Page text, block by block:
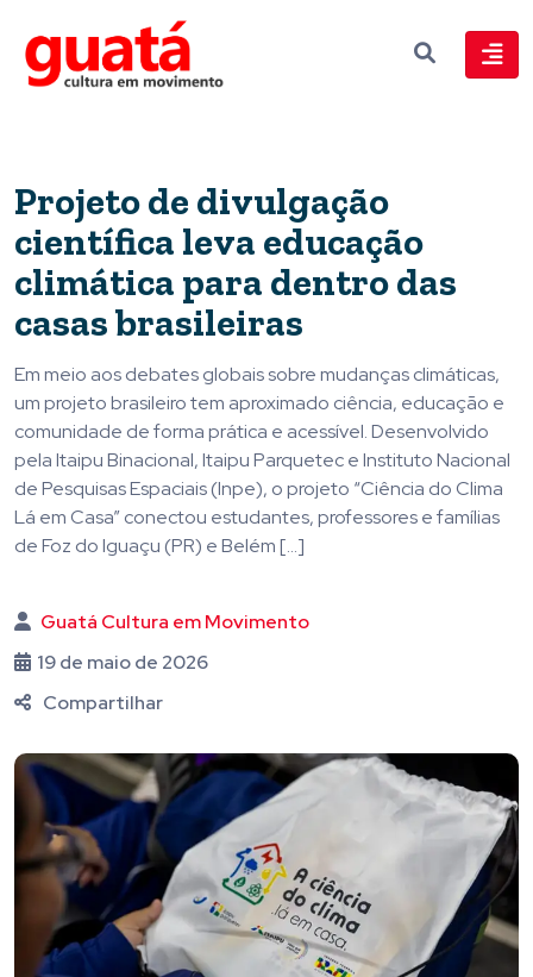
Projeto de divulgação
científica leva educação
climática para dentro das
casas brasileiras
Em meio aos debates globais sobre mudanças climáticas,
um projeto brasileiro tem aproximado ciência, educação e
comunidade de forma prática e acessível. Desenvolvido
pela Itaipu Binacional, Itaipu Parquetec e Instituto Nacional
de Pesquisas Espaciais (Inpe), o projeto “Ciência do Clima
Lá em Casa” conectou estudantes, professores e famílias
de Foz do Iguaçu (PR) e Belém […]
Guatá Cultura em Movimento
19 de maio de 2026
Compartilhar